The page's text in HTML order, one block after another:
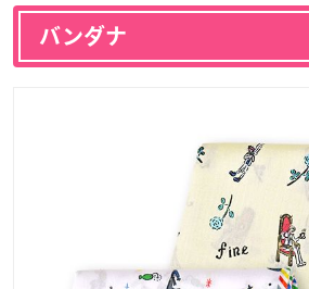
バンダナ